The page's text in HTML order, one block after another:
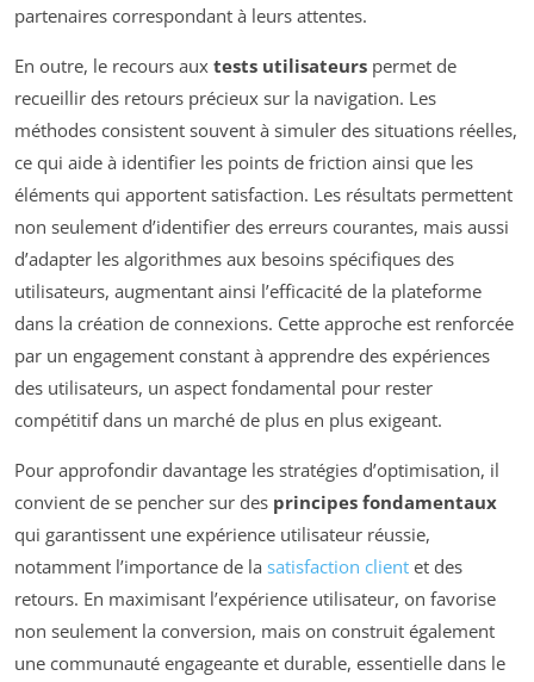
partenaires correspondant à leurs attentes.
En outre, le recours aux tests utilisateurs permet de
recueillir des retours précieux sur la navigation. Les
méthodes consistent souvent à simuler des situations réelles,
ce qui aide à identifier les points de friction ainsi que les
éléments qui apportent satisfaction. Les résultats permettent
non seulement d’identifier des erreurs courantes, mais aussi
d’adapter les algorithmes aux besoins spécifiques des
utilisateurs, augmentant ainsi l’efficacité de la plateforme
dans la création de connexions. Cette approche est renforcée
par un engagement constant à apprendre des expériences
des utilisateurs, un aspect fondamental pour rester
compétitif dans un marché de plus en plus exigeant.
Pour approfondir davantage les stratégies d’optimisation, il
convient de se pencher sur des principes fondamentaux
qui garantissent une expérience utilisateur réussie,
notamment l’importance de la satisfaction client et des
retours. En maximisant l’expérience utilisateur, on favorise
non seulement la conversion, mais on construit également
une communauté engageante et durable, essentielle dans le